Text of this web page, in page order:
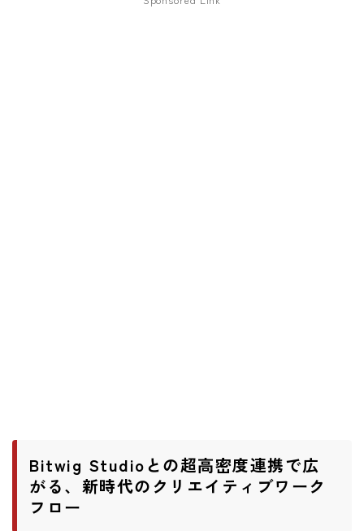
その他機材
Bitwig Studioとの超高密度連携で広
がる、新時代のクリエイティブワーク
フロー